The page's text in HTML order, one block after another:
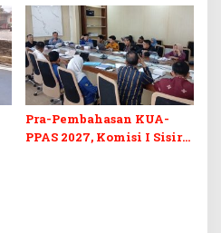
di Sultra
Pra-Pembahasan KUA-
PPAS 2027, Komisi I Sisir